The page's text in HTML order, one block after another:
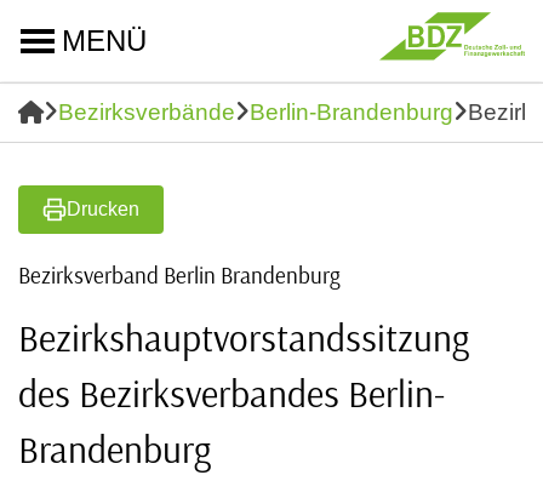
MENÜ
Bezirksverbände Berlin-Brandenburg
Drucken
Bezirksverband Berlin Brandenburg
Bezirkshauptvorstandssitzung
des Bezirksverbandes Berlin-
Brandenburg